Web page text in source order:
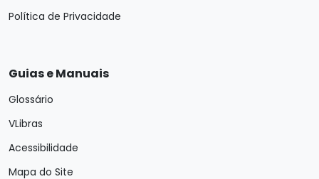
Política de Privacidade
Guias e Manuais
Glossário
VLibras
Acessibilidade
Mapa do Site